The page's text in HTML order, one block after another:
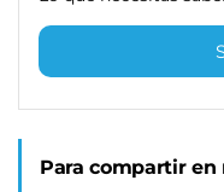
Para compartir en